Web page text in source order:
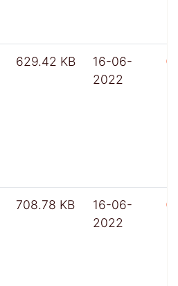
629.42 KB
16-06-
2022
708.78 KB
16-06-
2022